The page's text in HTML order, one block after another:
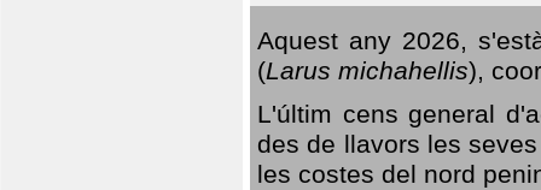
Aquest any 2026,
(Larus michahellis),
L'últim cens general
des de llavors les
les costes del nord